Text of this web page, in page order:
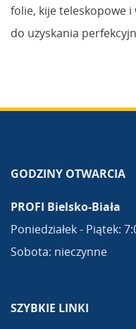
folie, kije teleskopowe i
do uzyskania
GODZINY OTWARCIA
PROFI Bielsko-Biała
Poniedziałek - Piątek:
Sobota: nieczynne
SZYBKIE LINKI